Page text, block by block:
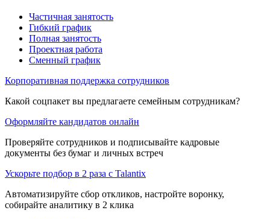
Частичная занятость
Гибкий график
Полная занятость
Проектная работа
Сменный график
Корпоративная поддержка сотрудников
Какой соцпакет вы предлагаете семейным сотрудникам?
Оформляйте кандидатов онлайн
Проверяйте сотрудников и подписывайте кадровые
документы без бумаг и личных встреч
Ускорьте подбор в 2 раза с Talantix
Автоматизируйте сбор откликов, настройте воронку,
собирайте аналитику в 2 клика